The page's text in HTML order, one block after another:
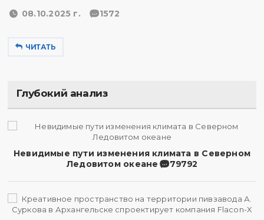
08.10.2025 г. 1572
ЧИТАТЬ
Глубокий анализ
Невидимые пути изменения климата в Северном
Ледовитом океане
79792